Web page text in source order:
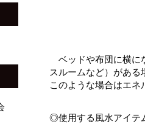
ベッドや布団に横に
スルームなど）がある
このような場合はエ
◎使用する風水アイテ